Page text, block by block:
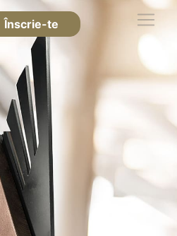
Înscrie-te